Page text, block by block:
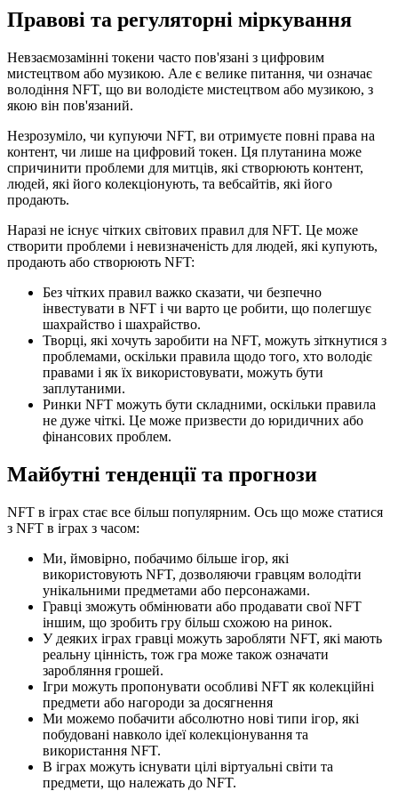
Правові та регуляторні міркування
Невзаємозамінні токени часто пов'язані з цифровим
мистецтвом або музикою. Але є велике питання, чи означає
володіння NFT, що ви володієте мистецтвом або музикою, з
якою він пов'язаний.
Незрозуміло, чи купуючи NFT, ви отримуєте повні права на
контент, чи лише на цифровий токен. Ця плутанина може
спричинити проблеми для митців, які створюють контент,
людей, які його колекціонують, та вебсайтів, які його
продають.
Наразі не існує чітких світових правил для NFT. Це може
створити проблеми і невизначеність для людей, які купують,
продають або створюють NFT:
Без чітких правил важко сказати, чи безпечно
інвестувати в NFT і чи варто це робити, що полегшує
шахрайство і шахрайство.
Творці, які хочуть заробити на NFT, можуть зіткнутися з
проблемами, оскільки правила щодо того, хто володіє
правами і як їх використовувати, можуть бути
заплутаними.
Ринки NFT можуть бути складними, оскільки правила
не дуже чіткі. Це може призвести до юридичних або
фінансових проблем.
Майбутні тенденції та прогнози
NFT в іграх стає все більш популярним. Ось що може статися
з NFT в іграх з часом:
Ми, ймовірно, побачимо більше ігор, які
використовують NFT, дозволяючи гравцям володіти
унікальними предметами або персонажами.
Гравці зможуть обмінювати або продавати свої NFT
іншим, що зробить гру більш схожою на ринок.
У деяких іграх гравці можуть заробляти NFT, які мають
реальну цінність, тож гра може також означати
заробляння грошей.
Ігри можуть пропонувати особливі NFT як колекційні
предмети або нагороди за досягнення
Ми можемо побачити абсолютно нові типи ігор, які
побудовані навколо ідеї колекціонування та
використання NFT.
В іграх можуть існувати цілі віртуальні світи та
предмети, що належать до NFT.